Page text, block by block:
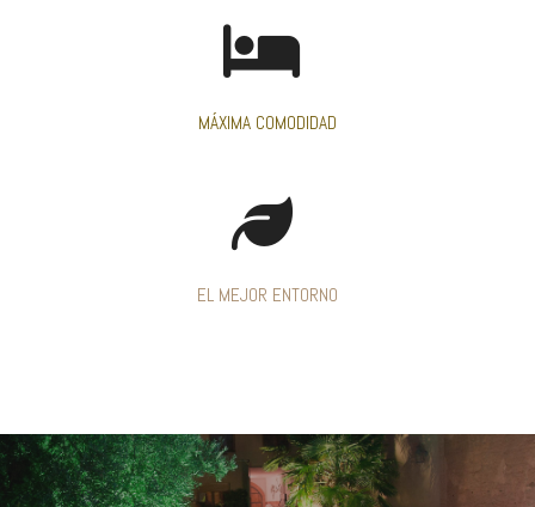
MÁXIMA COMODIDAD
EL MEJOR ENTORNO